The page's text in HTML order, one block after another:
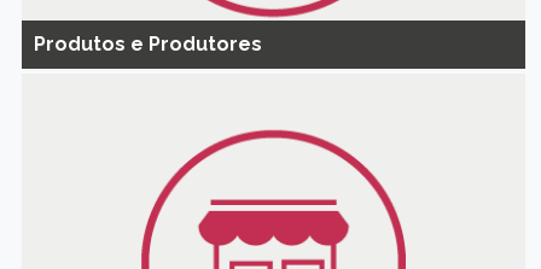
Produtos e Produtores